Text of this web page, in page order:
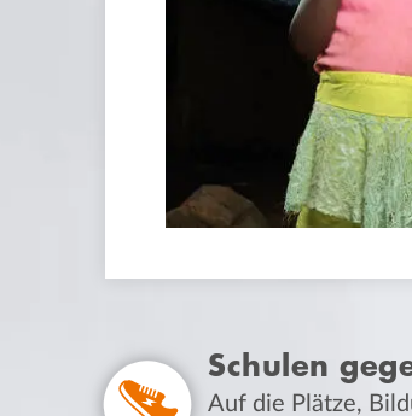
Schulen
Auf die Plätze,